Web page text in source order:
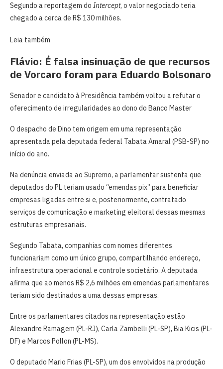
Segundo a reportagem do Intercept, o valor negociado teria
chegado a cerca de R$ 130 milhões.
Leia também
Flávio: É falsa insinuação de que recursos
de Vorcaro foram para Eduardo Bolsonaro
Senador e candidato à Presidência também voltou a refutar o
oferecimento de irregularidades ao dono do Banco Master
O despacho de Dino tem origem em uma representação
apresentada pela deputada federal Tabata Amaral (PSB-SP) no
início do ano.
Na denúncia enviada ao Supremo, a parlamentar sustenta que
deputados do PL teriam usado “emendas pix” para beneficiar
empresas ligadas entre si e, posteriormente, contratado
serviços de comunicação e marketing eleitoral dessas mesmas
estruturas empresariais.
Segundo Tabata, companhias com nomes diferentes
funcionariam como um único grupo, compartilhando endereço,
infraestrutura operacional e controle societário. A deputada
afirma que ao menos R$ 2,6 milhões em emendas parlamentares
teriam sido destinados a uma dessas empresas.
Entre os parlamentares citados na representação estão
Alexandre Ramagem (PL-RJ), Carla Zambelli (PL-SP), Bia Kicis (PL-
DF) e Marcos Pollon (PL-MS).
O deputado Mario Frias (PL-SP), um dos envolvidos na produção